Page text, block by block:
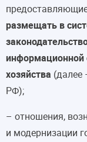
размещать в
хозяйства
РФ);
– отношения,
и модернизации